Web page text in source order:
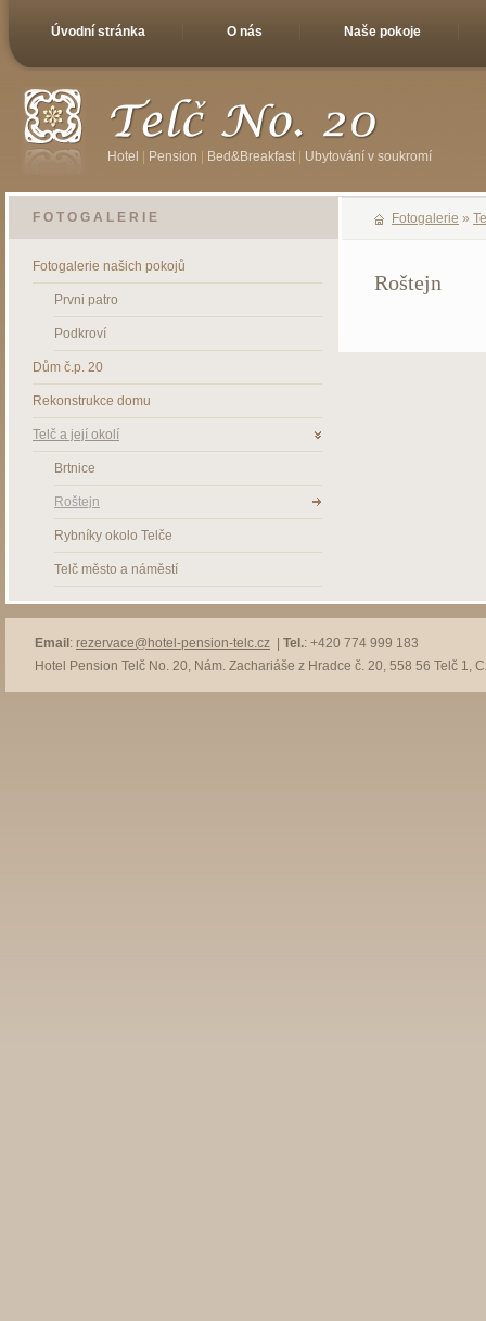
Úvodní stránka O nás Naše pokoje
Hotel Pension Bed&Breakfast Ubytování v soukromí
FOTOGALERIE
Fotogalerie našich pokojů
Prvni patro
Podkroví
Dům č.p. 20
Rekonstrukce domu
Telč a její okolí
Brtnice
Roštejn
Rybníky okolo Telče
Telč město a náměstí
Fotogalerie »
Roštejn
Email : rezervace@hotel-pension-telc.cz Tel.: +420 774 999 183
Hotel Pension Telč No. 20, Nám. Zachariáše z Hradce č. 20, 558 56 Telč 1,